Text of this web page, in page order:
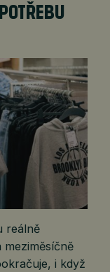
reálně
i když